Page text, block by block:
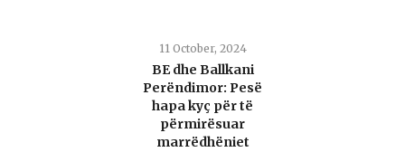
11 October, 2024
BE dhe Ballkani
Perëndimor: Pesë
hapa kyç për të
përmirësuar
marrëdhëniet